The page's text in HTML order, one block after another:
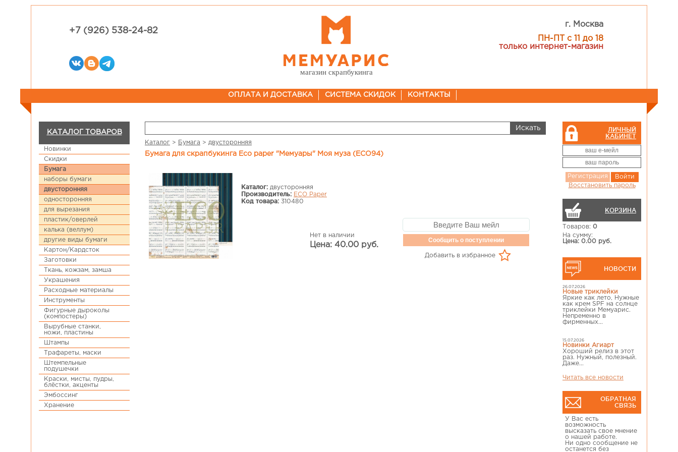
+7 (926) 538-24-82
магазин скрапбукинга
г. Москва
ПН-ПТ с 11 до 18
только интернет-магазин
ОПЛАТА И ДОСТАВКА СИСТЕМА СКИДОК КОНТАКТЫ
КАТАЛОГ ТОВАРОВ
Новинки
Скидки
Бумага
наборы бумаги
двусторонняя
односторонняя
для вырезания
пластик/оверлей
калька (веллум)
другие виды бумаги
Картон/Кардсток
Заготовки
Ткань, кожзам, замша
Украшения
Расходные материалы
Инструменты
Фигурные дыроколы
(компостеры)
Вырубные станки,
ножи, пластины
Штампы
Трафареты, маски
Штемпельные
подушечки
Краски, мисты, пудры,
блёстки, акценты
Эмбоссинг
Хранение
ЛИЧНЫЙ
КАБИНЕТ
Регистрация
Войти
Восстановить пароль
КОРЗИНА
Товаров: 0
На сумму:
Цена: 0.00 руб.
НОВОСТИ
26.07.2026
Новые триклейки
Яркие как лето, Нужные
как крем SPF на солнце
триклейки Мемуарис.
Непременно в
фирменных...
15.07.2026
Новинки Агиарт
Хороший релиз в этот
раз. Нужный, полезный.
Даже...
Читать все новости
ОБРАТНАЯ
СВЯЗЬ
У Вас есть
возможность
высказать свое мнение
о нашей работе.
Ни одно сообщение не
останется без
Каталог > Бумага > двусторонняя
Бумага для скрапбукинга Eco paper "Мемуары" Моя муза (ECO94)
Каталог: двусторонняя
Производитель: ECO Paper
Код товара: 310480
Нет в наличии
Цена: 40.00 руб.
Сообщить о поступлении
Добавить в избранное